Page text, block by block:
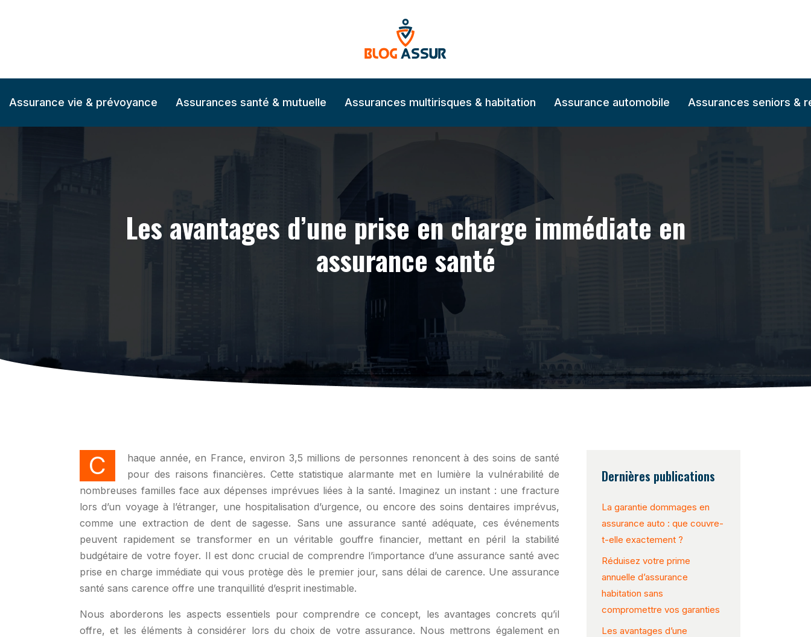
Assurance vie & prévoyance Assurances santé & mutuelle Assurances multirisques & habitation Assurance automobile Assurances seniors &
Les avantages d’une prise en charge immédiate en
assurance santé
Chaque année, en France, environ 3,5 millions de personnes renoncent à des soins de santé
pour des raisons financières. Cette statistique alarmante met en lumière la vulnérabilité de
nombreuses familles face aux dépenses imprévues liées à la santé. Imaginez un instant : une fracture
lors d’un voyage à l’étranger, une hospitalisation d’urgence, ou encore des soins dentaires imprévus,
comme une extraction de dent de sagesse. Sans une assurance santé adéquate, ces événements
peuvent rapidement se transformer en un véritable gouffre financier, mettant en péril la stabilité
budgétaire de votre foyer. Il est donc crucial de comprendre l’importance d’une assurance santé avec
prise en charge immédiate qui vous protège dès le premier jour, sans délai de carence. Une assurance
santé sans carence offre une tranquillité d’esprit inestimable.
Nous aborderons les aspects essentiels pour comprendre ce concept, les avantages concrets qu’il
offre, et les éléments à considérer lors du choix de votre assurance. Nous mettrons également en
Dernières publications
La garantie dommages en
assurance auto : que couvre-
t-elle exactement ?
Réduisez votre prime
annuelle d’assurance
habitation sans
compromettre vos garanties
Les avantages d’une